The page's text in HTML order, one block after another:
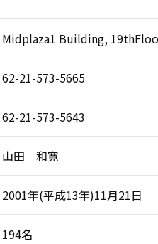
Midplaza1 Building,
62-21-573-5665
62-21-573-5643
山田 和寛
2001年(平成13年)11月21日
194名